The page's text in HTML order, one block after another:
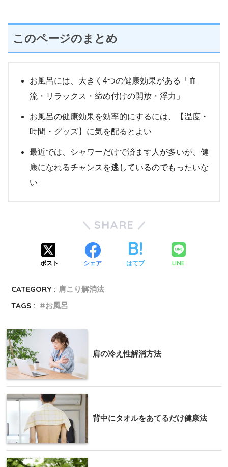
このページのまとめ
お風呂には、大きく4つの健康効果がある「血
流・リラックス・締め付けの開放・浮力」
お風呂の健康効果を効率的にするには、【温度・
時間・グッズ】に気を配るとよい
最近では、シャワーだけで済ます人が多いが、健
康になれるチャンスを逃しているのでもったいな
い
SHARE
ポスト シェア はてブ LINE
CATEGORY : 肩こり解消法
TAGS :
お風呂
肩の冷え性解消方法
背中にタオルをあてるだけ健康法